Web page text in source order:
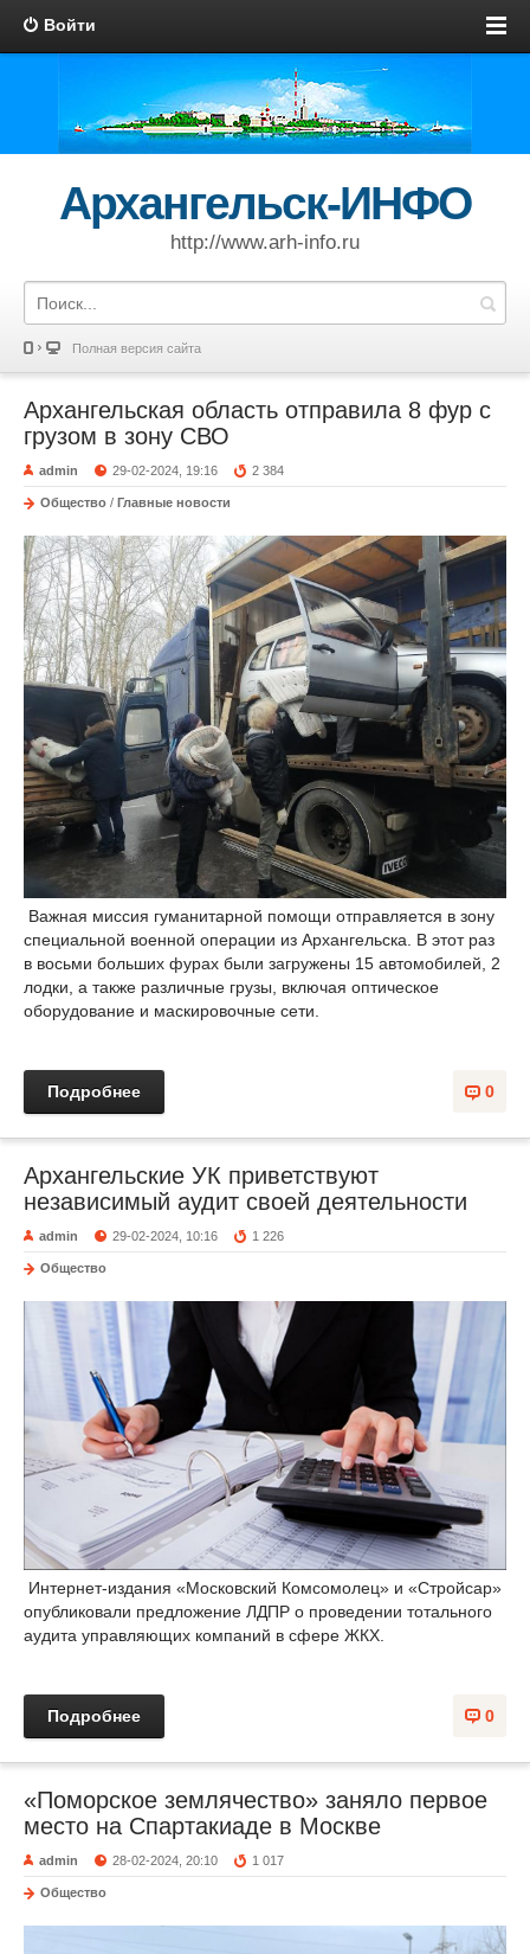
Войти
Архангельск-ИНФО
http://www.arh-info.ru
Полная версия сайта
Архангельская область отправила 8 фур с
грузом в зону СВО
admin 29-02-2024, 19:16 2 384
Общество / Главные новости
Важная миссия гуманитарной помощи отправляется в зону
специальной военной операции из Архангельска. В этот раз
в восьми больших фурах были загружены 15 автомобилей, 2
лодки, а также различные грузы, включая оптическое
оборудование и маскировочные сети.
0
Подробнее
Архангельские УК приветствуют
независимый аудит своей деятельности
admin 29-02-2024, 10:16 1 226
Общество
Интернет-издания «Московский Комсомолец» и «Стройсар»
опубликовали предложение ЛДПР о проведении тотального
аудита управляющих компаний в сфере ЖКХ.
0
Подробнее
«Поморское землячество» заняло первое
место на Спартакиаде в Москве
admin 28-02-2024, 20:10 1 017
Общество